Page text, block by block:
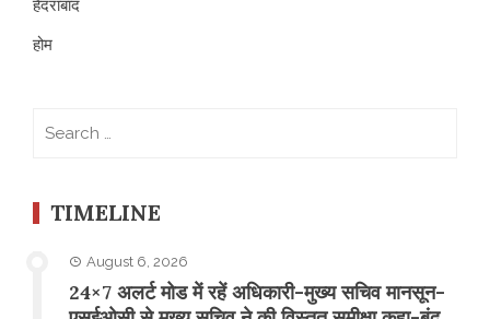
हैदराबाद
होम
TIMELINE
August 6, 2026
24×7 अलर्ट मोड में रहें अधिकारी-मुख्य सचिव मानसून-